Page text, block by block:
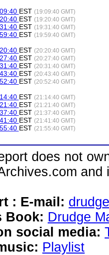
EST (19:09:40 GMT)
EST (19:20:40 GMT)
EST (19:31:40 GMT)
EST (19:59:40 GMT)
EST (20:20:40 GMT)
EST (20:27:40 GMT)
EST (20:31:40 GMT)
EST (20:43:40 GMT)
EST (20:52:40 GMT)
EST (21:14:40 GMT)
EST (21:21:40 GMT)
EST (21:37:40 GMT)
EST (21:41:40 GMT)
EST (21:55:40 GMT)
does not
: E-mail:
Book: Drudge
social media:
Playlist